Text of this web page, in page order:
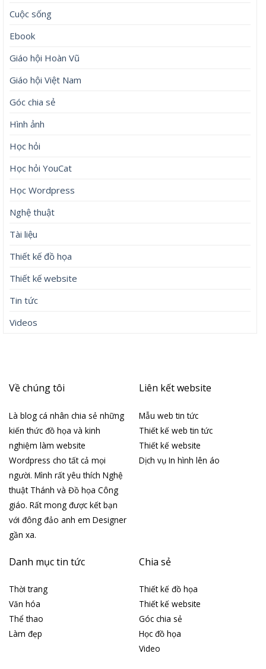
Cuộc sống
Ebook
Giáo hội Hoàn Vũ
Giáo hội Việt Nam
Góc chia sẻ
Hình ảnh
Học hỏi
Học hỏi YouCat
Học Wordpress
Nghệ thuật
Tài liệu
Thiết kế đồ họa
Thiết kế website
Tin tức
Videos
Về chúng tôi
Là blog cá nhân chia sẻ những
kiến thức đồ họa và kinh
nghiệm làm website
Wordpress cho tất cả mọi
người. Mình rất yêu thích Nghệ
thuật Thánh và Đồ họa Công
giáo. Rất mong được kết bạn
với đông đảo anh em Designer
gần xa.
Liên kết website
Mẫu web tin tức
Thiết kế web tin tức
Thiết kế website
Dịch vụ In hình lên áo
Danh mục tin tức
Thời trang
Văn hóa
Thể thao
Làm đẹp
Chia sẻ
Thiết kế đồ họa
Thiết kế website
Góc chia sẻ
Học đồ họa
Video